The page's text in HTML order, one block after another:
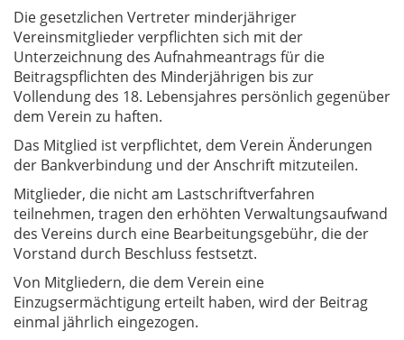
Die gesetzlichen Vertreter minderjähriger
Vereinsmitglieder verpflichten sich mit der
Unterzeichnung des Aufnahmeantrags für die
Beitragspflichten des Minderjährigen bis zur
Vollendung des 18. Lebensjahres persönlich gegenüber
dem Verein zu haften.
Das Mitglied ist verpflichtet, dem Verein Änderungen
der Bankverbindung und der Anschrift mitzuteilen.
Mitglieder, die nicht am Lastschriftverfahren
teilnehmen, tragen den erhöhten Verwaltungsaufwand
des Vereins durch eine Bearbeitungsgebühr, die der
Vorstand durch Beschluss festsetzt.
Von Mitgliedern, die dem Verein eine
Einzugsermächtigung erteilt haben, wird der Beitrag
einmal jährlich eingezogen.